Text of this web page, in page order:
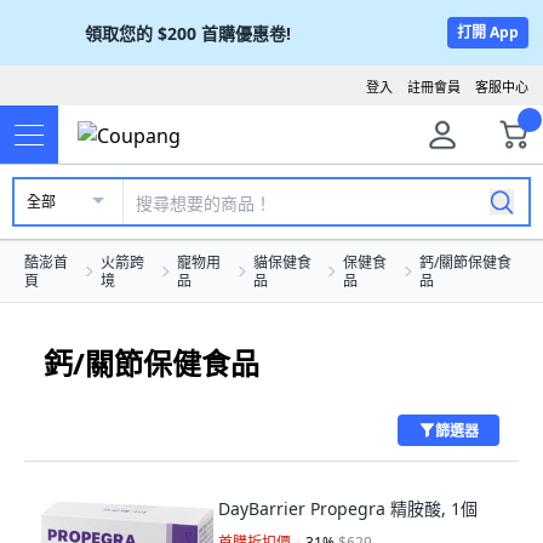
領取您的 $200 首購優惠卷! 打開 App
客服中心
註冊會員
登入
全部
酷澎首
頁
火箭跨
境
寵物用
品
貓保健食
品
保健食
品
鈣/關節保健食
品
鈣/關節保健食品
篩選器
DayBarrier Propegra 精胺酸, 1個